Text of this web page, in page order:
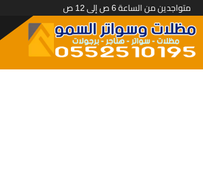
متواجدين من الساعة 6 ص إلى 12 ص